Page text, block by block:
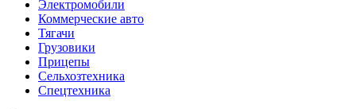
Электромобили
Коммерческие авто
Тягачи
Грузовики
Прицепы
Сельхозтехника
Спецтехника